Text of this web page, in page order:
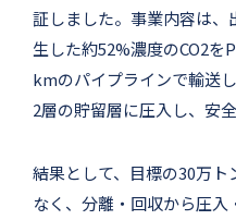
証しました。事業内容は
生した約52%濃度のCO2を
kmのパイプラインで輸送
2層の貯留層に圧入し、安
結果として、目標の30万ト
なく、分離・回収から圧